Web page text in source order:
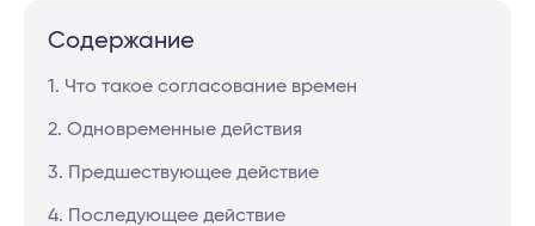
Содержание
1. Что такое согласование времен
2. Одновременные действия
3. Предшествующее действие
4. Последующее действие